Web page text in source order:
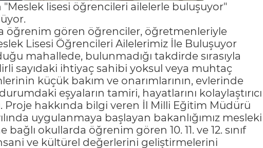
"Meslek lisesi öğrencileri ailelerle buluşuyor"
öğrenim gören öğrenciler, öğretmenleriyle
Lisesi Öğrencileri Ailelerimiz İle Buluşuyor
mahallede, bulunmadığı takdirde sırasıyla
sayıdaki ihtiyaç sahibi yoksul veya muhtaç
küçük bakım ve onarımlarının, evlerinde
eşyaların tamiri, hayatlarını kolaylaştırıcı
hakkında bilgi veren İl Milli Eğitim Müdürü
uygulanmaya başlayan bakanlığımız mesleki
okullarda öğrenim gören 10. 11. ve 12. sınıf
ve kültürel değerlerini geliştirmelerini